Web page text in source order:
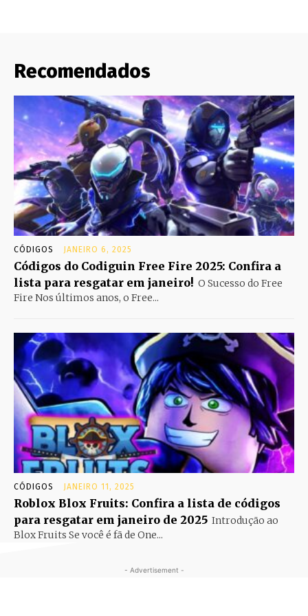
Recomendados
CÓDIGOS JANEIRO 6, 2025
Códigos do Codiguin Free Fire 2025: Confira a
lista para resgatar em janeiro! O Sucesso do Free
Fire Nos últimos anos, o Free...
CÓDIGOS JANEIRO 11, 2025
Roblox Blox Fruits: Confira a lista de códigos
para resgatar em janeiro de 2025 Introdução ao
Blox Fruits Se você é fã de One...
- Advertisement -